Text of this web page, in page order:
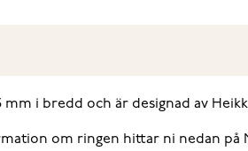
i bredd och är designad av
om ringen hittar ni nedan på